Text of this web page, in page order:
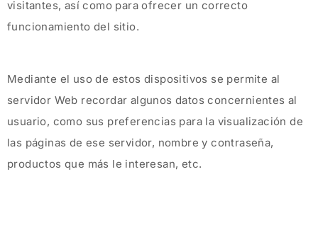
visitantes, así como para ofrecer un correcto
funcionamiento del sitio.
Mediante el uso de estos dispositivos se permite al
servidor Web recordar algunos datos concernientes al
usuario, como sus preferencias para la visualización de
las páginas de ese servidor, nombre y contraseña,
productos que más le interesan, etc.